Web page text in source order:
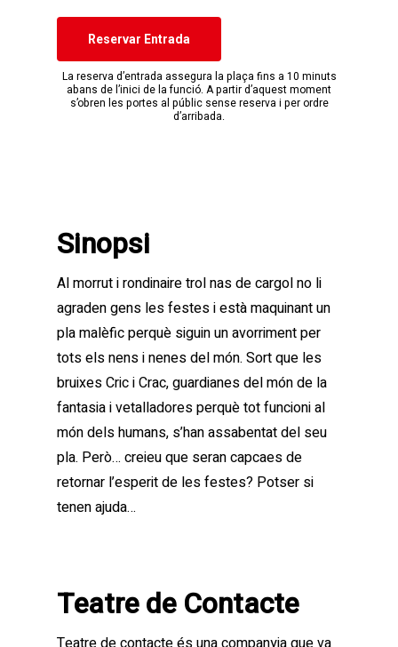
Reservar Entrada
La reserva d’entrada assegura la plaça fins a 10 minuts
abans de l’inici de la funció. A partir d’aquest moment
s’obren les portes al públic sense reserva i per ordre
d’arribada.
Sinopsi
Al morrut i rondinaire trol nas de cargol no li
agraden gens les festes i està maquinant un
pla malèfic perquè siguin un avorriment per
tots els nens i nenes del món. Sort que les
bruixes Cric i Crac, guardianes del món de la
fantasia i vetalladores perquè tot funcioni al
món dels humans, s’han assabentat del seu
pla. Però… creieu que seran capcaes de
retornar l’esperit de les festes? Potser si
tenen ajuda…
Teatre de Contacte